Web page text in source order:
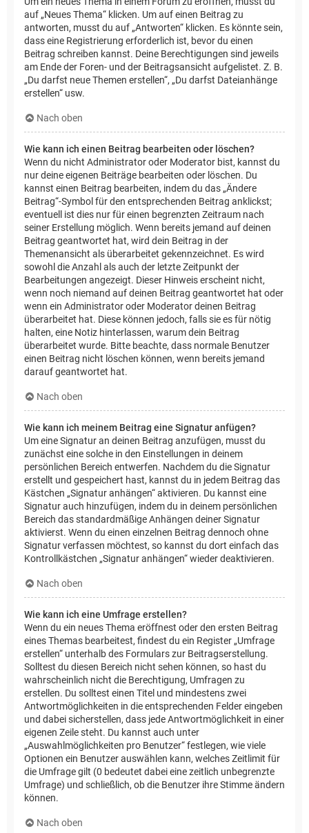
auf „Neues Thema“ klicken. Um auf einen Beitrag zu
antworten, musst du auf „Antworten“ klicken. Es könnte sein,
dass eine Registrierung erforderlich ist, bevor du einen
Beitrag schreiben kannst. Deine Berechtigungen sind jeweils
am Ende der Foren- und der Beitragsansicht aufgelistet. Z. B.
„Du darfst neue Themen erstellen“, „Du darfst Dateianhänge
erstellen“ usw.
Nach oben
Wie kann ich einen Beitrag bearbeiten oder löschen?
Wenn du nicht Administrator oder Moderator bist, kannst du
nur deine eigenen Beiträge bearbeiten oder löschen. Du
kannst einen Beitrag bearbeiten, indem du das „Ändere
Beitrag“-Symbol für den entsprechenden Beitrag anklickst;
eventuell ist dies nur für einen begrenzten Zeitraum nach
seiner Erstellung möglich. Wenn bereits jemand auf deinen
Beitrag geantwortet hat, wird dein Beitrag in der
Themenansicht als überarbeitet gekennzeichnet. Es wird
sowohl die Anzahl als auch der letzte Zeitpunkt der
Bearbeitungen angezeigt. Dieser Hinweis erscheint nicht,
wenn noch niemand auf deinen Beitrag geantwortet hat oder
wenn ein Administrator oder Moderator deinen Beitrag
überarbeitet hat. Diese können jedoch, falls sie es für nötig
halten, eine Notiz hinterlassen, warum dein Beitrag
überarbeitet wurde. Bitte beachte, dass normale Benutzer
einen Beitrag nicht löschen können, wenn bereits jemand
darauf geantwortet hat.
Nach oben
Wie kann ich meinem Beitrag eine Signatur anfügen?
Um eine Signatur an deinen Beitrag anzufügen, musst du
zunächst eine solche in den Einstellungen in deinem
persönlichen Bereich entwerfen. Nachdem du die Signatur
erstellt und gespeichert hast, kannst du in jedem Beitrag das
Kästchen „Signatur anhängen“ aktivieren. Du kannst eine
Signatur auch hinzufügen, indem du in deinem persönlichen
Bereich das standardmäßige Anhängen deiner Signatur
aktivierst. Wenn du einen einzelnen Beitrag dennoch ohne
Signatur verfassen möchtest, so kannst du dort einfach das
Kontrollkästchen „Signatur anhängen“ wieder deaktivieren.
Nach oben
Wie kann ich eine Umfrage erstellen?
Wenn du ein neues Thema eröffnest oder den ersten Beitrag
eines Themas bearbeitest, findest du ein Register „Umfrage
erstellen“ unterhalb des Formulars zur Beitragserstellung.
Solltest du diesen Bereich nicht sehen können, so hast du
wahrscheinlich nicht die Berechtigung, Umfragen zu
erstellen. Du solltest einen Titel und mindestens zwei
Antwortmöglichkeiten in die entsprechenden Felder eingeben
und dabei sicherstellen, dass jede Antwortmöglichkeit in einer
eigenen Zeile steht. Du kannst auch unter
„Auswahlmöglichkeiten pro Benutzer“ festlegen, wie viele
Optionen ein Benutzer auswählen kann, welches Zeitlimit für
die Umfrage gilt (0 bedeutet dabei eine zeitlich unbegrenzte
Umfrage) und schließlich, ob die Benutzer ihre Stimme ändern
können.
Nach oben